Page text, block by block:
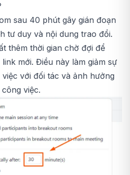
sau 40 phút gây gián đoạn
tư duy và nội dung trao đổi.
thêm thời gian chờ đợi để
mới. Điều này làm giảm sự
với đối tác và ảnh hưởng
việc.